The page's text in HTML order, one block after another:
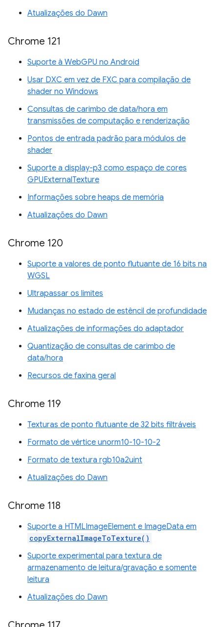
Atualizações do Dawn
Chrome 121
Suporte à WebGPU no Android
Usar DXC em vez de FXC para compilação de
shader no Windows
Consultas de carimbo de data/hora em
transmissões de computação e renderização
Pontos de entrada padrão para módulos de
shader
Suporte a display-p3 como espaço de cores
GPUExternalTexture
Informações sobre heaps de memória
Atualizações do Dawn
Chrome 120
Suporte a valores de ponto flutuante de 16 bits na
WGSL
Ultrapassar os limites
Mudanças no estado de estêncil de profundidade
Atualizações de informações do adaptador
Quantização de consultas de carimbo de
data/hora
Recursos de faxina geral
Chrome 119
Texturas de ponto flutuante de 32 bits filtráveis
Formato de vértice unorm10-10-10-2
Formato de textura rgb10a2uint
Atualizações do Dawn
Chrome 118
Suporte a HTMLImageElement e ImageData em
copyExternalImageToTexture()
Suporte experimental para textura de
armazenamento de leitura/gravação e somente
leitura
Atualizações do Dawn